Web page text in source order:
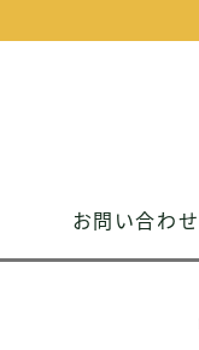
お問い合わせ